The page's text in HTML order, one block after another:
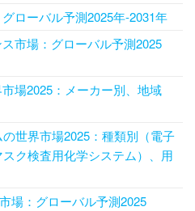
ローバル予測2025年-2031年
市場：グローバル予測2025
場2025：メーカー別、地域
世界市場2025：種類別（電子
ク検査用化学システム）、用
場：グローバル予測2025